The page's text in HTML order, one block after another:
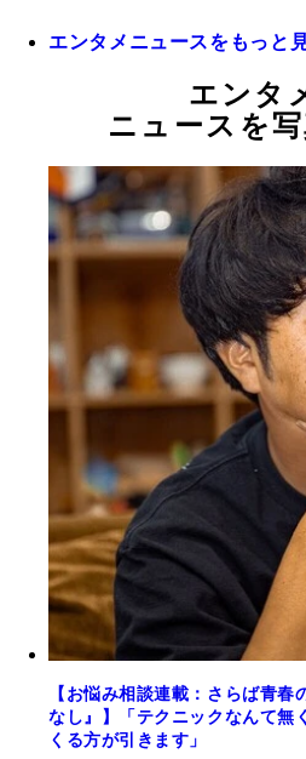
エンタメニュースをもっと
エンタ
ニュースを
【お悩み相談連載：さらば青
なし』】「テクニックなんて無
くる方が引きます」